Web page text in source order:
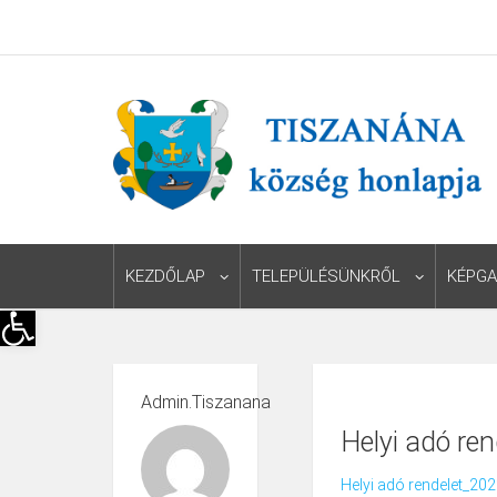
Eszköztár megnyitása
KEZDŐLAP TELEPÜLÉSÜNKRŐL
Admin.tiszanana
Helyi adó
Helyi adó